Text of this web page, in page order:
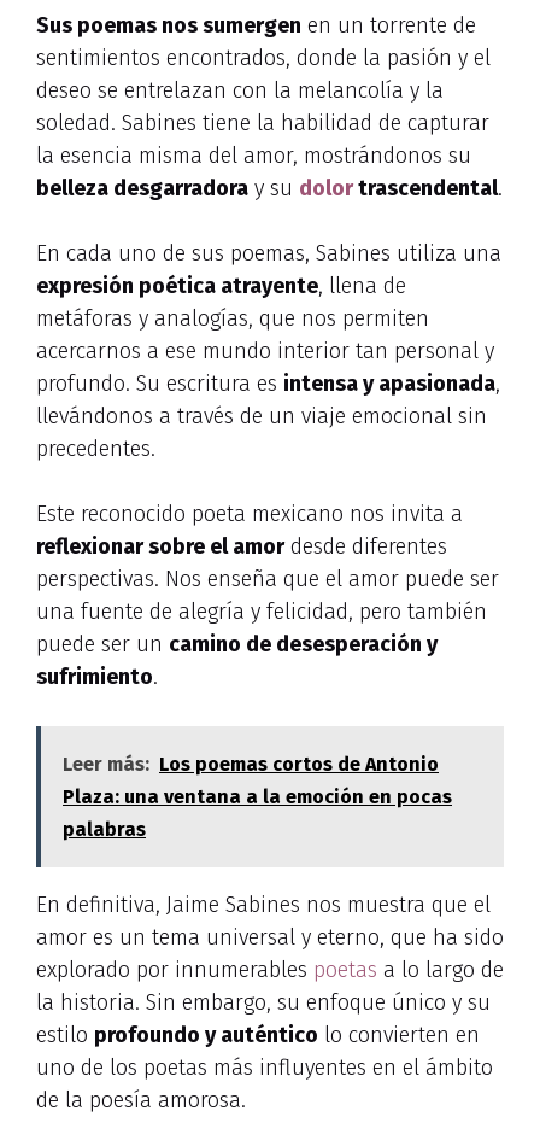
Sus poemas nos sumergen en un torrente de
sentimientos encontrados, donde la pasión y el
deseo se entrelazan con la melancolía y la
soledad. Sabines tiene la habilidad de capturar
la esencia misma del amor, mostrándonos su
belleza desgarradora y su dolortrascendental.
En cada uno de sus poemas, Sabines utiliza una
expresión poética atrayente, llena de
metáforas y analogías, que nos permiten
acercarnos a ese mundo interior tan personal y
profundo. Su escritura es intensa y apasionada,
llevándonos a través de un viaje emocional sin
precedentes.
Este reconocido poeta mexicano nos invita a
reflexionar sobre el amordesde diferentes
perspectivas. Nos enseña que el amor puede ser
una fuente de alegría y felicidad, pero también
puede ser un camino de desesperación y
sufrimiento.
Leer más: Los poemas cortos de Antonio
Plaza: una ventana a la emoción en pocas
palabras
En definitiva, Jaime Sabines nos muestra que el
amor es un tema universal y eterno, que ha sido
explorado por innumerables poetas a lo largo de
la historia. Sin embargo, su enfoque único y su
estilo profoundo y auténtico lo convierten en
uno de los poetas más influyentes en el ámbito
de la poesía amorosa.